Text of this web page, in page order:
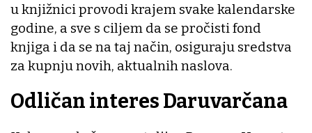
u knjižnici provodi krajem svake kalendarske
godine, a sve s ciljem da se pročisti fond
knjiga i da se na taj način, osiguraju sredstva
za kupnju novih, aktualnih naslova.
Odličan interes Daruvarčana